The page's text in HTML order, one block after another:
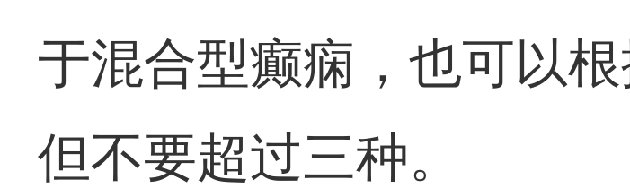
于混合型癫痫，也可以
但不要超过三种。